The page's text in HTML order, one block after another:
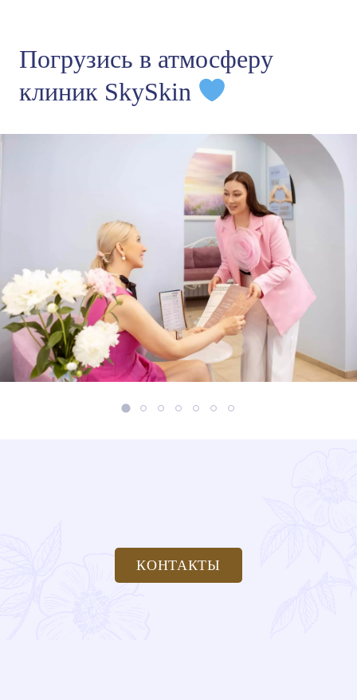
Погрузись в атмосферу
клиник SkySkin
КОНТАКТЫ